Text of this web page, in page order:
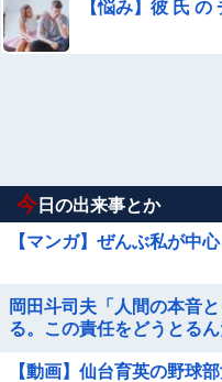
【悩み】彼 氏
今 日の出来事とか
【マンガ】ぜんぶ私が中心
岡田斗司夫「人間の本音
る。この責任をどうとるん
【動画】仙台育英の野球